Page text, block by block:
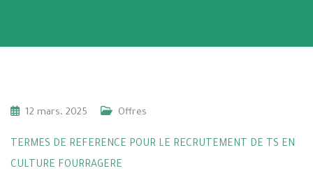
12 mars، 2025 Offres
TERMES DE REFERENCE POUR LE RECRUTEMENT DE TS EN
CULTURE FOURRAGERE